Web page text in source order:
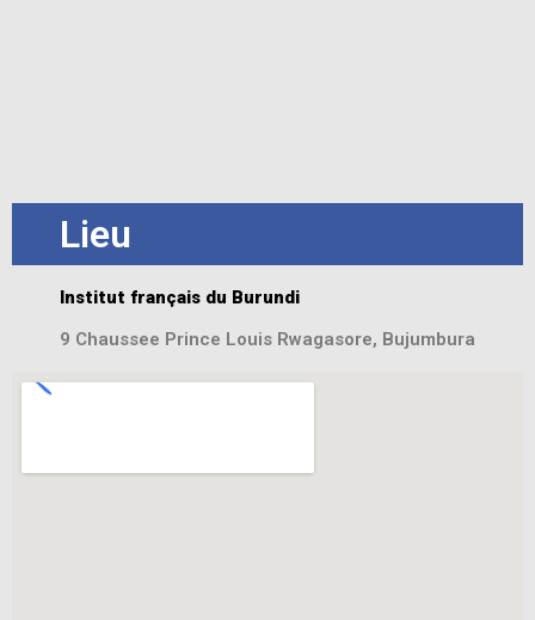
Lieu
Institut français du Burundi
9 Chaussee Prince Louis Rwagasore, Bujumbura